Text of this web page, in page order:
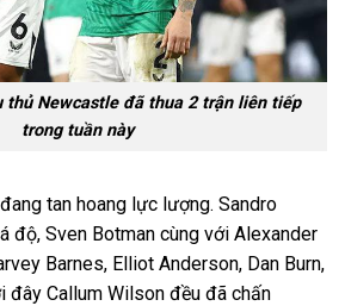
thủ Newcastle đã thua 2 trận liên tiếp
trong tuần này
tan hoang lực lượng. Sandro
độ, Sven Botman cùng với Alexander
Barnes, Elliot Anderson, Dan Burn,
đây Callum Wilson đều đã chấn